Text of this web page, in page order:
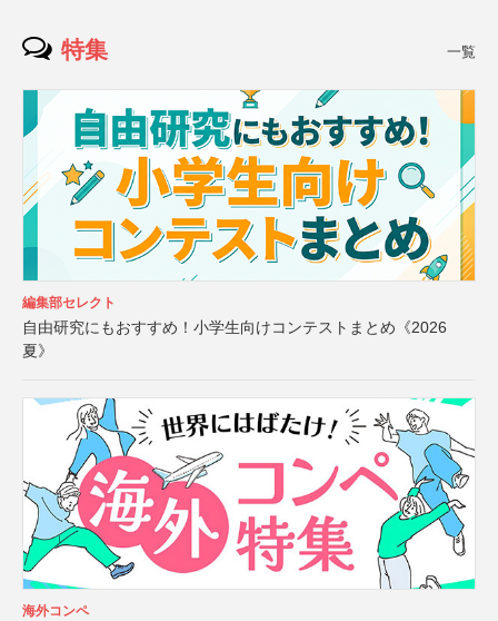
特集 一覧
編集部セレクト
自由研究にもおすすめ！小学生向けコンテストまとめ《2026
夏》
海外コンペ